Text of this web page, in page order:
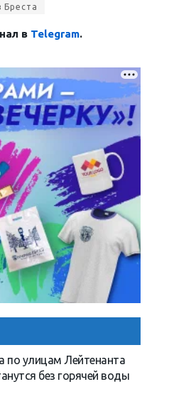
Бреста
в Telegram.
по улицам Лейтенанта
без горячей воды